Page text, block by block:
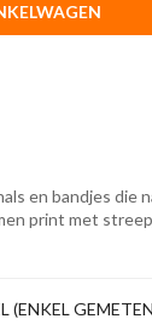
en bandjes die
print met
(ENKEL